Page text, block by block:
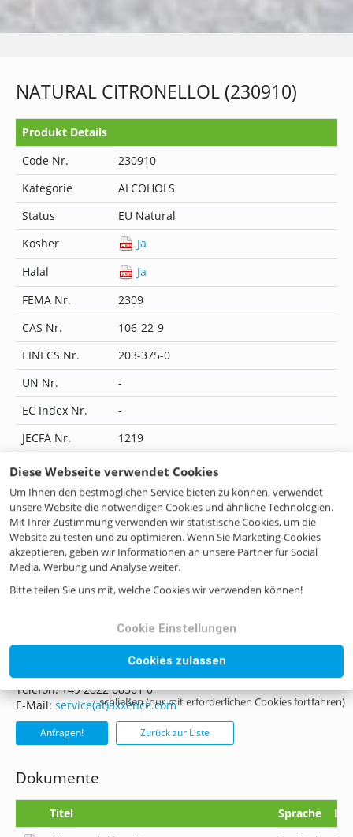
Diese Webseite verwendet Cookies
Um Ihnen den bestmöglichen Service bieten zu können, verwendet
unsere Website die notwendigen Cookies und ähnliche Technologien.
Mit Ihrer Zustimmung verwenden wir statistische Cookies, um die
Website zu testen und zu optimieren. Wenn Sie Marketing-Cookies
akzeptieren, geben wir Informationen an unsere Partner für Social
Media, Werbung und Analyse weiter.
Bitte teilen Sie uns mit, welche Cookies wir verwenden können!
Cookie Einstellungen
Cookies zulassen
schließen (nur mit erforderlichen Cookies fortfahren)
NATURAL CITRONELLOL (230910)
Produkt Details
Code Nr.
230910
Kategorie
ALCOHOLS
Status
EU Natural
Kosher
Ja
Halal
Ja
FEMA Nr.
2309
CAS Nr.
106-22-9
EINECS Nr.
203-375-0
UN Nr.
-
EC Index Nr.
-
JECFA Nr.
1219
Flavis Nr.
IUPAC Name
3,7-dimethyloct-6-en-1-ol
CoE Nr.
59
ILN Nr.
4046262230911
Wenn Sie Fragen haben, zögern Sie bitte nicht, uns zu
kontaktieren, sei es per Mail, Telefon oder Formular.
Telefon: +49 2822 68561 0
E-Mail: service(at)axxence.com
Anfragen! Zurück zur Liste
Dokumente
Titel Sprache